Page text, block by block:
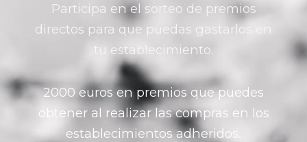
Participa en el sorteo de premios
directos para que puedas gastarlos en
tu establecimiento.
2000 euros en premios que puedes
obtener al realizar las compras en los
establecimientos adheridos.